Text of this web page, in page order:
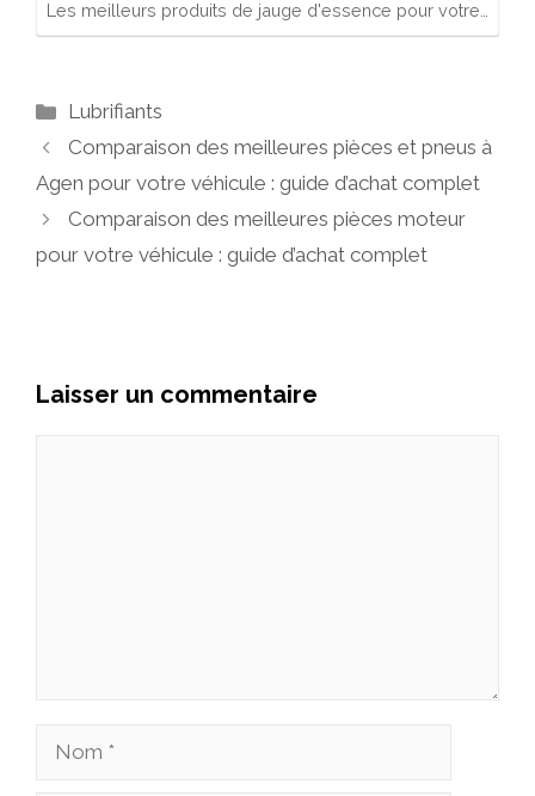
Les meilleurs produits de jauge d'essence pour votre…
Catégories
Lubrifiants
Comparaison des meilleures pièces et pneus à
Agen pour votre véhicule : guide d’achat complet
Comparaison des meilleures pièces moteur
pour votre véhicule : guide d’achat complet
Laisser un commentaire
Nom